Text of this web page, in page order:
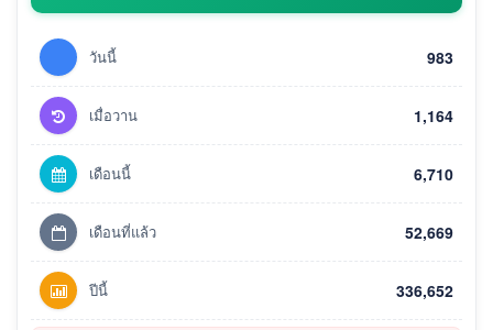
วันนี้ 983
เมื่อวาน 1,164
เดือนนี้ 6,710
เดือนที่แล้ว 52,669
ปีนี้ 336,652